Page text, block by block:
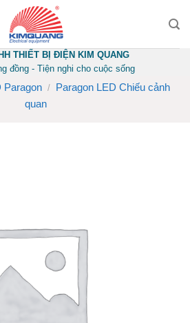
THIẾT BỊ ĐIỆN KIM QUANG
đồng - Tiện nghi cho cuộc sống
Paragon /
Paragon LED Chiếu cảnh
quan